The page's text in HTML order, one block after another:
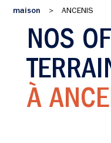
maison
> ANCENIS
NOS
À